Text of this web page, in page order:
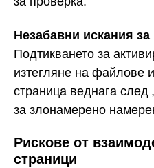
Незабавни искания
Подтикването за
изтегляне на файлове
страница веднага след
за злонамерено
Рискове от
страници